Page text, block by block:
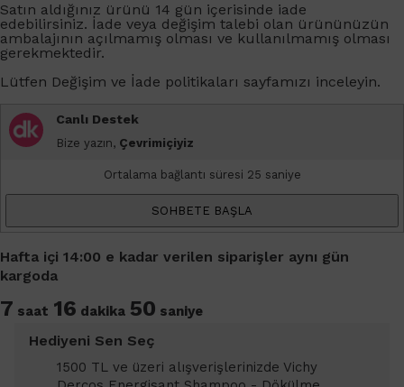
Satın aldığınız ürünü 14 gün içerisinde iade
edebilirsiniz. İade veya değişim talebi olan ürününüzün
ambalajının açılmamış olması ve kullanılmamış olması
gerekmektedir.
Lütfen Değişim ve İade politikaları sayfamızı inceleyin.
Canlı Destek
Bize yazın, Çevrimiçiyiz
Ortalama bağlantı süresi 25 saniye
SOHBETE BAŞLA
Hafta içi 14:00 e kadar verilen siparişler aynı gün
kargoda
7 saat 16 dakika 48 saniye
Hediyeni Sen Seç
1500 TL ve üzeri alışverişlerinizde Vichy